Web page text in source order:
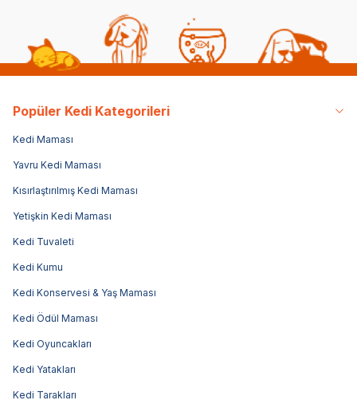
Popüler Kedi Kategorileri
Kedi Maması
Yavru Kedi Maması
Kısırlaştırılmış Kedi Maması
Yetişkin Kedi Maması
Kedi Tuvaleti
Kedi Kumu
Kedi Konservesi & Yaş Maması
Kedi Ödül Maması
Kedi Oyuncakları
Kedi Yatakları
Kedi Tarakları